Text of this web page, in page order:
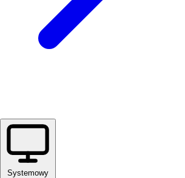
Systemowy